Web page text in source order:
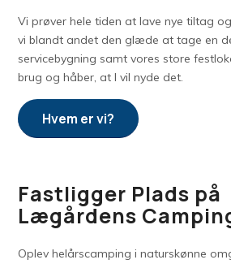
Vi prøver hele tiden at lave nye tiltag
vi blandt andet den glæde at tage en
servicebygning samt vores store
brug og håber, at I vil nyde det.
Hvem er vi?
Fastligger Plads på
Lægårdens
Oplev helårscamping i naturskønne